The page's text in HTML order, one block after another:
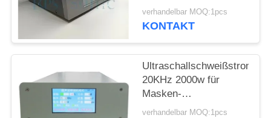
schweißenden
schneidenen flüssigen
verhandelbar MOQ:1pcs
KONTAKT
20KHz 2000w für
Masken-
Schneidmaschine
verhandelbar MOQ:1pcs